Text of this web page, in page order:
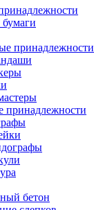
принадлежности
принадлежности
бетон